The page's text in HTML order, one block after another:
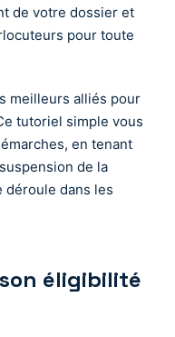
de votre dossier et
pour toute
meilleurs alliés pour
tutoriel simple vous
en tenant
de la
déroule dans les
éligibilité